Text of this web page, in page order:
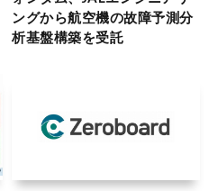
ングから航空機の故障予測分
析基盤構築を受託